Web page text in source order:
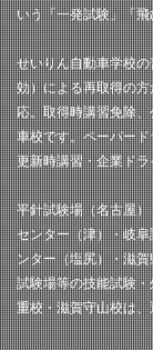
いう「一発試験」「
せいりん自動車学校
効）による再取得の
応。取得時講習免除
車校です。ペーパー
更新時講習・企業ド
平針試験場（名古屋
センター（津）・岐
ンター（塩尻）・滋
試験場等の技能試験
重校・滋賀守山校は